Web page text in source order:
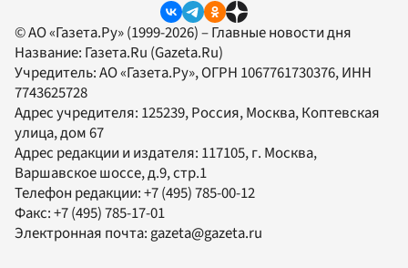
© АО «Газета.Ру» (1999-2026) – Главные новости дня
Название: Газета.Ru (Gazeta.Ru)
Учредитель:АО «Газета.Ру», ОГРН 1067761730376, ИНН
7743625728
Адрес учредителя: 125239, Россия, Москва, Коптевская
улица, дом 67
Адрес редакции и издателя: 117105, г. Москва,
Варшавское шоссе, д.9, стр.1
Телефон редакции:+7 (495) 785-00-12
Факс:+7 (495) 785-17-01
Электронная почта:gazeta@gazeta.ru